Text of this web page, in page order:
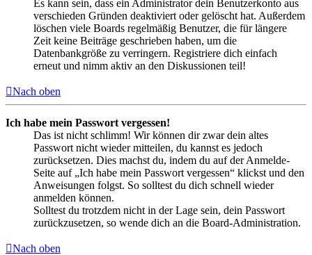
Es kann sein, dass ein Administrator dein Benutzerkonto aus
verschieden Gründen deaktiviert oder gelöscht hat. Außerdem
löschen viele Boards regelmäßig Benutzer, die für längere
Zeit keine Beiträge geschrieben haben, um die
Datenbankgröße zu verringern. Registriere dich einfach
erneut und nimm aktiv an den Diskussionen teil!
Nach oben
Ich habe mein Passwort vergessen!
Das ist nicht schlimm! Wir können dir zwar dein altes
Passwort nicht wieder mitteilen, du kannst es jedoch
zurücksetzen. Dies machst du, indem du auf der Anmelde-
Seite auf „Ich habe mein Passwort vergessen“ klickst und den
Anweisungen folgst. So solltest du dich schnell wieder
anmelden können.
Solltest du trotzdem nicht in der Lage sein, dein Passwort
zurückzusetzen, so wende dich an die Board-Administration.
Nach oben